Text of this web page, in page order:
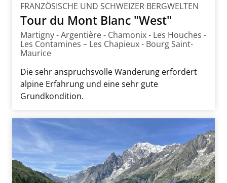
FRANZÖSISCHE UND SCHWEIZER BERGWELTEN
Tour du Mont Blanc "West"
Martigny - Argentière - Chamonix - Les Houches -
Les Contamines – Les Chapieux - Bourg Saint-
Maurice
Die sehr anspruchsvolle Wanderung erfordert
alpine Erfahrung und eine sehr gute
Grundkondition.